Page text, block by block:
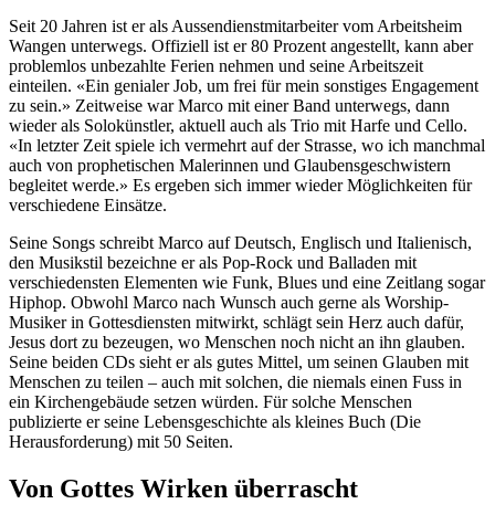
Seit 20 Jahren ist er als Aussendienstmitarbeiter vom Arbeitsheim
Wangen unterwegs. Offiziell ist er 80 Prozent angestellt, kann aber
problemlos unbezahlte Ferien nehmen und seine Arbeitszeit
einteilen. «Ein genialer Job, um frei für mein sonstiges Engagement
zu sein.» Zeitweise war Marco mit einer Band unterwegs, dann
wieder als Solokünstler, aktuell auch als Trio mit Harfe und Cello.
«In letzter Zeit spiele ich vermehrt auf der Strasse, wo ich manchmal
auch von prophetischen Malerinnen und Glaubensgeschwistern
begleitet werde.» Es ergeben sich immer wieder Möglichkeiten für
verschiedene Einsätze.
Seine Songs schreibt Marco auf Deutsch, Englisch und Italienisch,
den Musikstil bezeichne er als Pop-Rock und Balladen mit
verschiedensten Elementen wie Funk, Blues und eine Zeitlang sogar
Hiphop. Obwohl Marco nach Wunsch auch gerne als Worship-
Musiker in Gottesdiensten mitwirkt, schlägt sein Herz auch dafür,
Jesus dort zu bezeugen, wo Menschen noch nicht an ihn glauben.
Seine beiden CDs sieht er als gutes Mittel, um seinen Glauben mit
Menschen zu teilen – auch mit solchen, die niemals einen Fuss in
ein Kirchengebäude setzen würden. Für solche Menschen
publizierte er seine Lebensgeschichte als kleines Buch (Die
Herausforderung) mit 50 Seiten.
Von Gottes Wirken überrascht